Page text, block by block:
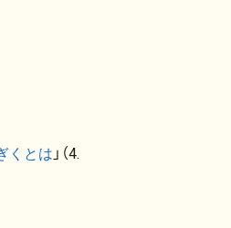
くとは 」（4.